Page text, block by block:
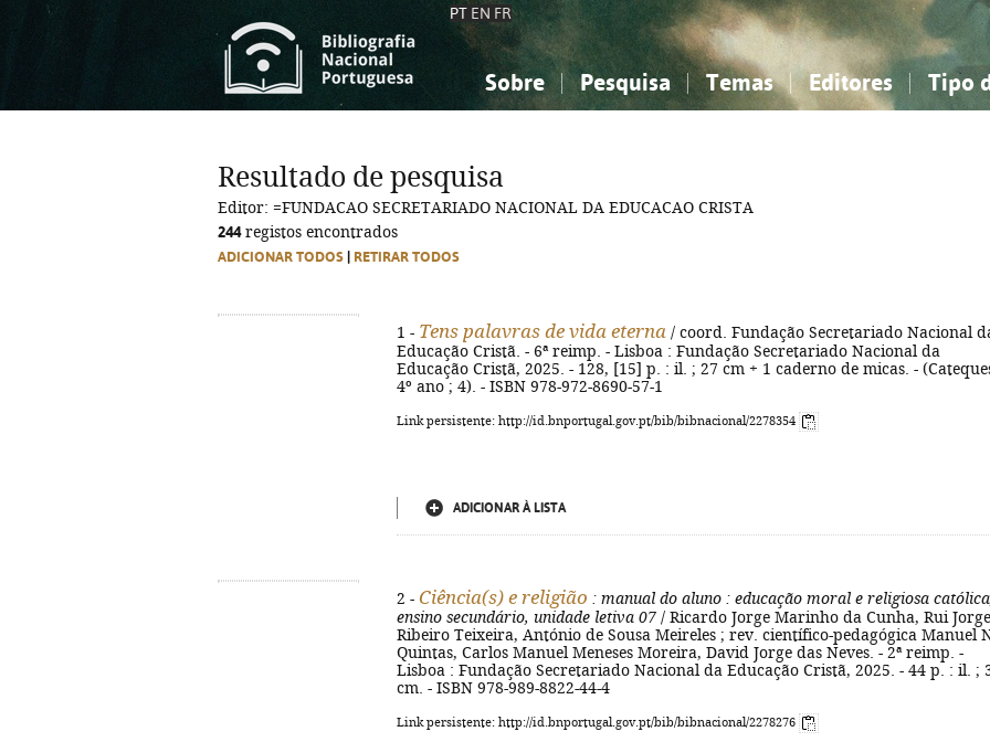
PT EN FR
Sobre Pesquisa Temas
Ciências sociais...
Editores Tipo
Ciências sociais...
Resultado de pesquisa
Editor: =FUNDACAO SECRETARIADO NACIONAL DA EDUCACAO CRISTA
244registos encontrados
ADICIONAR TODOS RETIRAR TODOS
1 - Tens palavras de vida eterna / coord. Fundação Secretariado Nacional
Educação Cristã. - 6ª reimp. - Lisboa : Fundação Secretariado Nacional da
Educação Cristã, 2025. - 128, [15] p. : il. ; 27 cm + 1 caderno de micas. -
4º ano ; 4). - ISBN 978-972-8690-57-1
Link persistente: http://id.bnportugal.gov.pt/bib/bibnacional/2278354
ADICIONAR À LISTA
2 - Ciência(s) e religião : manual do aluno : educação moral e religiosa
ensino secundário, unidade letiva 07 / Ricardo Jorge Marinho da Cunha, Rui Jorge
Ribeiro Teixeira, António de Sousa Meireles ; rev. científico-pedagógica Manuel
Quintas, Carlos Manuel Meneses Moreira, David Jorge das Neves. - 2ª reimp. -
Lisboa : Fundação Secretariado Nacional da Educação Cristã, 2025. - 44 p. : il. ;
cm. - ISBN 978-989-8822-44-4
Link persistente: http://id.bnportugal.gov.pt/bib/bibnacional/2278276